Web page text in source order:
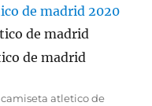
Etiquetas
camiseta atletico de